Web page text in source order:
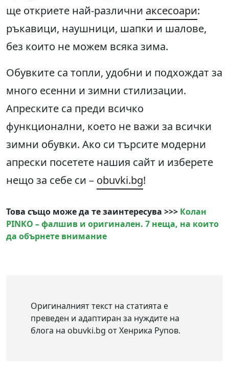
ще откриете най-различни аксесоари:
ръкавици, наушници, шапки и шалове,
без които не можем всяка зима.
Обувките са топли, удобни и подхождат за
много есенни и зимни стилизации.
Апреските са преди всичко
функционални, което не важи за всички
зимни обувки. Ако си търсите модерни
апрески посетете нашия сайт и изберете
нещо за себе си – obuvki.bg!
Това също може да те заинтересува >>> Колан
PINKO – фалшив и оригинален. 7 неща, на които
да обърнете внимание
Оригиналният текст на статията е
преведен и адаптиран за нуждите на
блога на obuvki.bg от Хенрика Рупов.